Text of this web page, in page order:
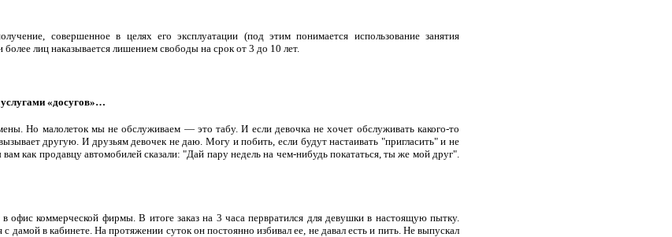
совершенное в целях его эксплуатации (под этим понимается использование занятия
лиц наказывается лишением свободы на срок от 3 до 10 лет.
услугами «досугов»…
Но малолеток мы не обслуживаем — это табу. И если девочка не хочет обслуживать какого-то
другую. И друзьям девочек не даю. Могу и побить, если будут настаивать "пригласить" и не
как продавцу автомобилей сказали: "Дай пару недель на чем-нибудь покататься, ты же мой друг".
офис коммерческой фирмы. В итоге заказ на 3 часа первратился для девушки в настоящую пытку.
дамой в кабинете. На протяжении суток он постоянно избивал ее, не давал есть и пить. Не выпускал